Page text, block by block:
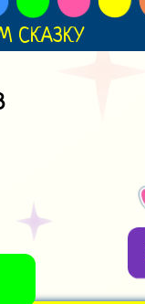
СКАЗКУ